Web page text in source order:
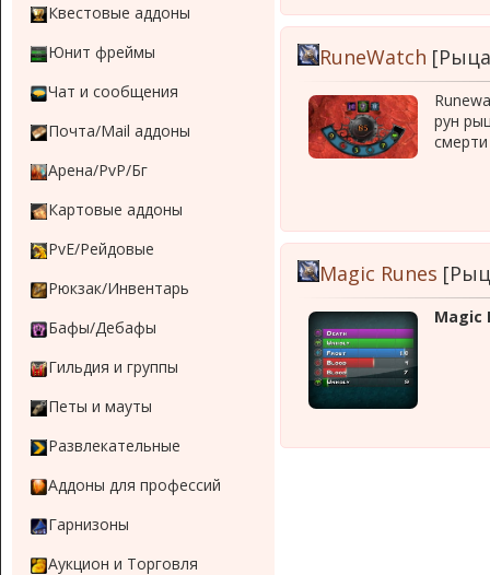
Квестовые аддоны
Юнит фреймы
Чат и сообщения
Почта/Mail аддоны
Арена/PvP/Бг
Картовые аддоны
PvE/Рейдовые
Рюкзак/Инвентарь
Бафы/Дебафы
Гильдия и группы
Петы и мауты
Развлекательные
Аддоны для профессий
Гарнизоны
Аукцион и Торговля
RuneWatch
рун
Magic Runes
Magic